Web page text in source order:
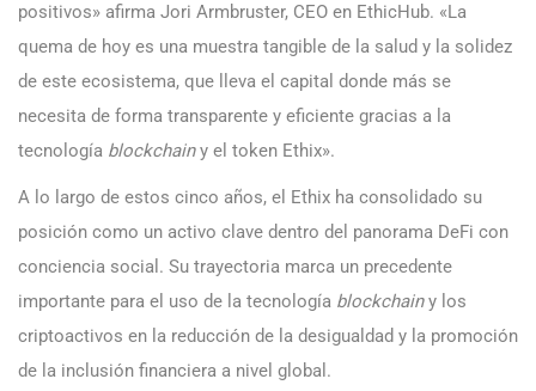
positivos» afirma Jori Armbruster, CEO en EthicHub. «La
quema de hoy es una muestra tangible de la salud y la solidez
de este ecosistema, que lleva el capital donde más se
necesita de forma transparente y eficiente gracias a la
tecnología blockchainy el token Ethix».
A lo largo de estos cinco años, el Ethix ha consolidado su
posición como un activo clave dentro del panorama DeFi con
conciencia social. Su trayectoria marca un precedente
importante para el uso de la tecnología blockchainy los
criptoactivos en la reducción de la desigualdad y la promoción
de la inclusión financiera a nivel global.